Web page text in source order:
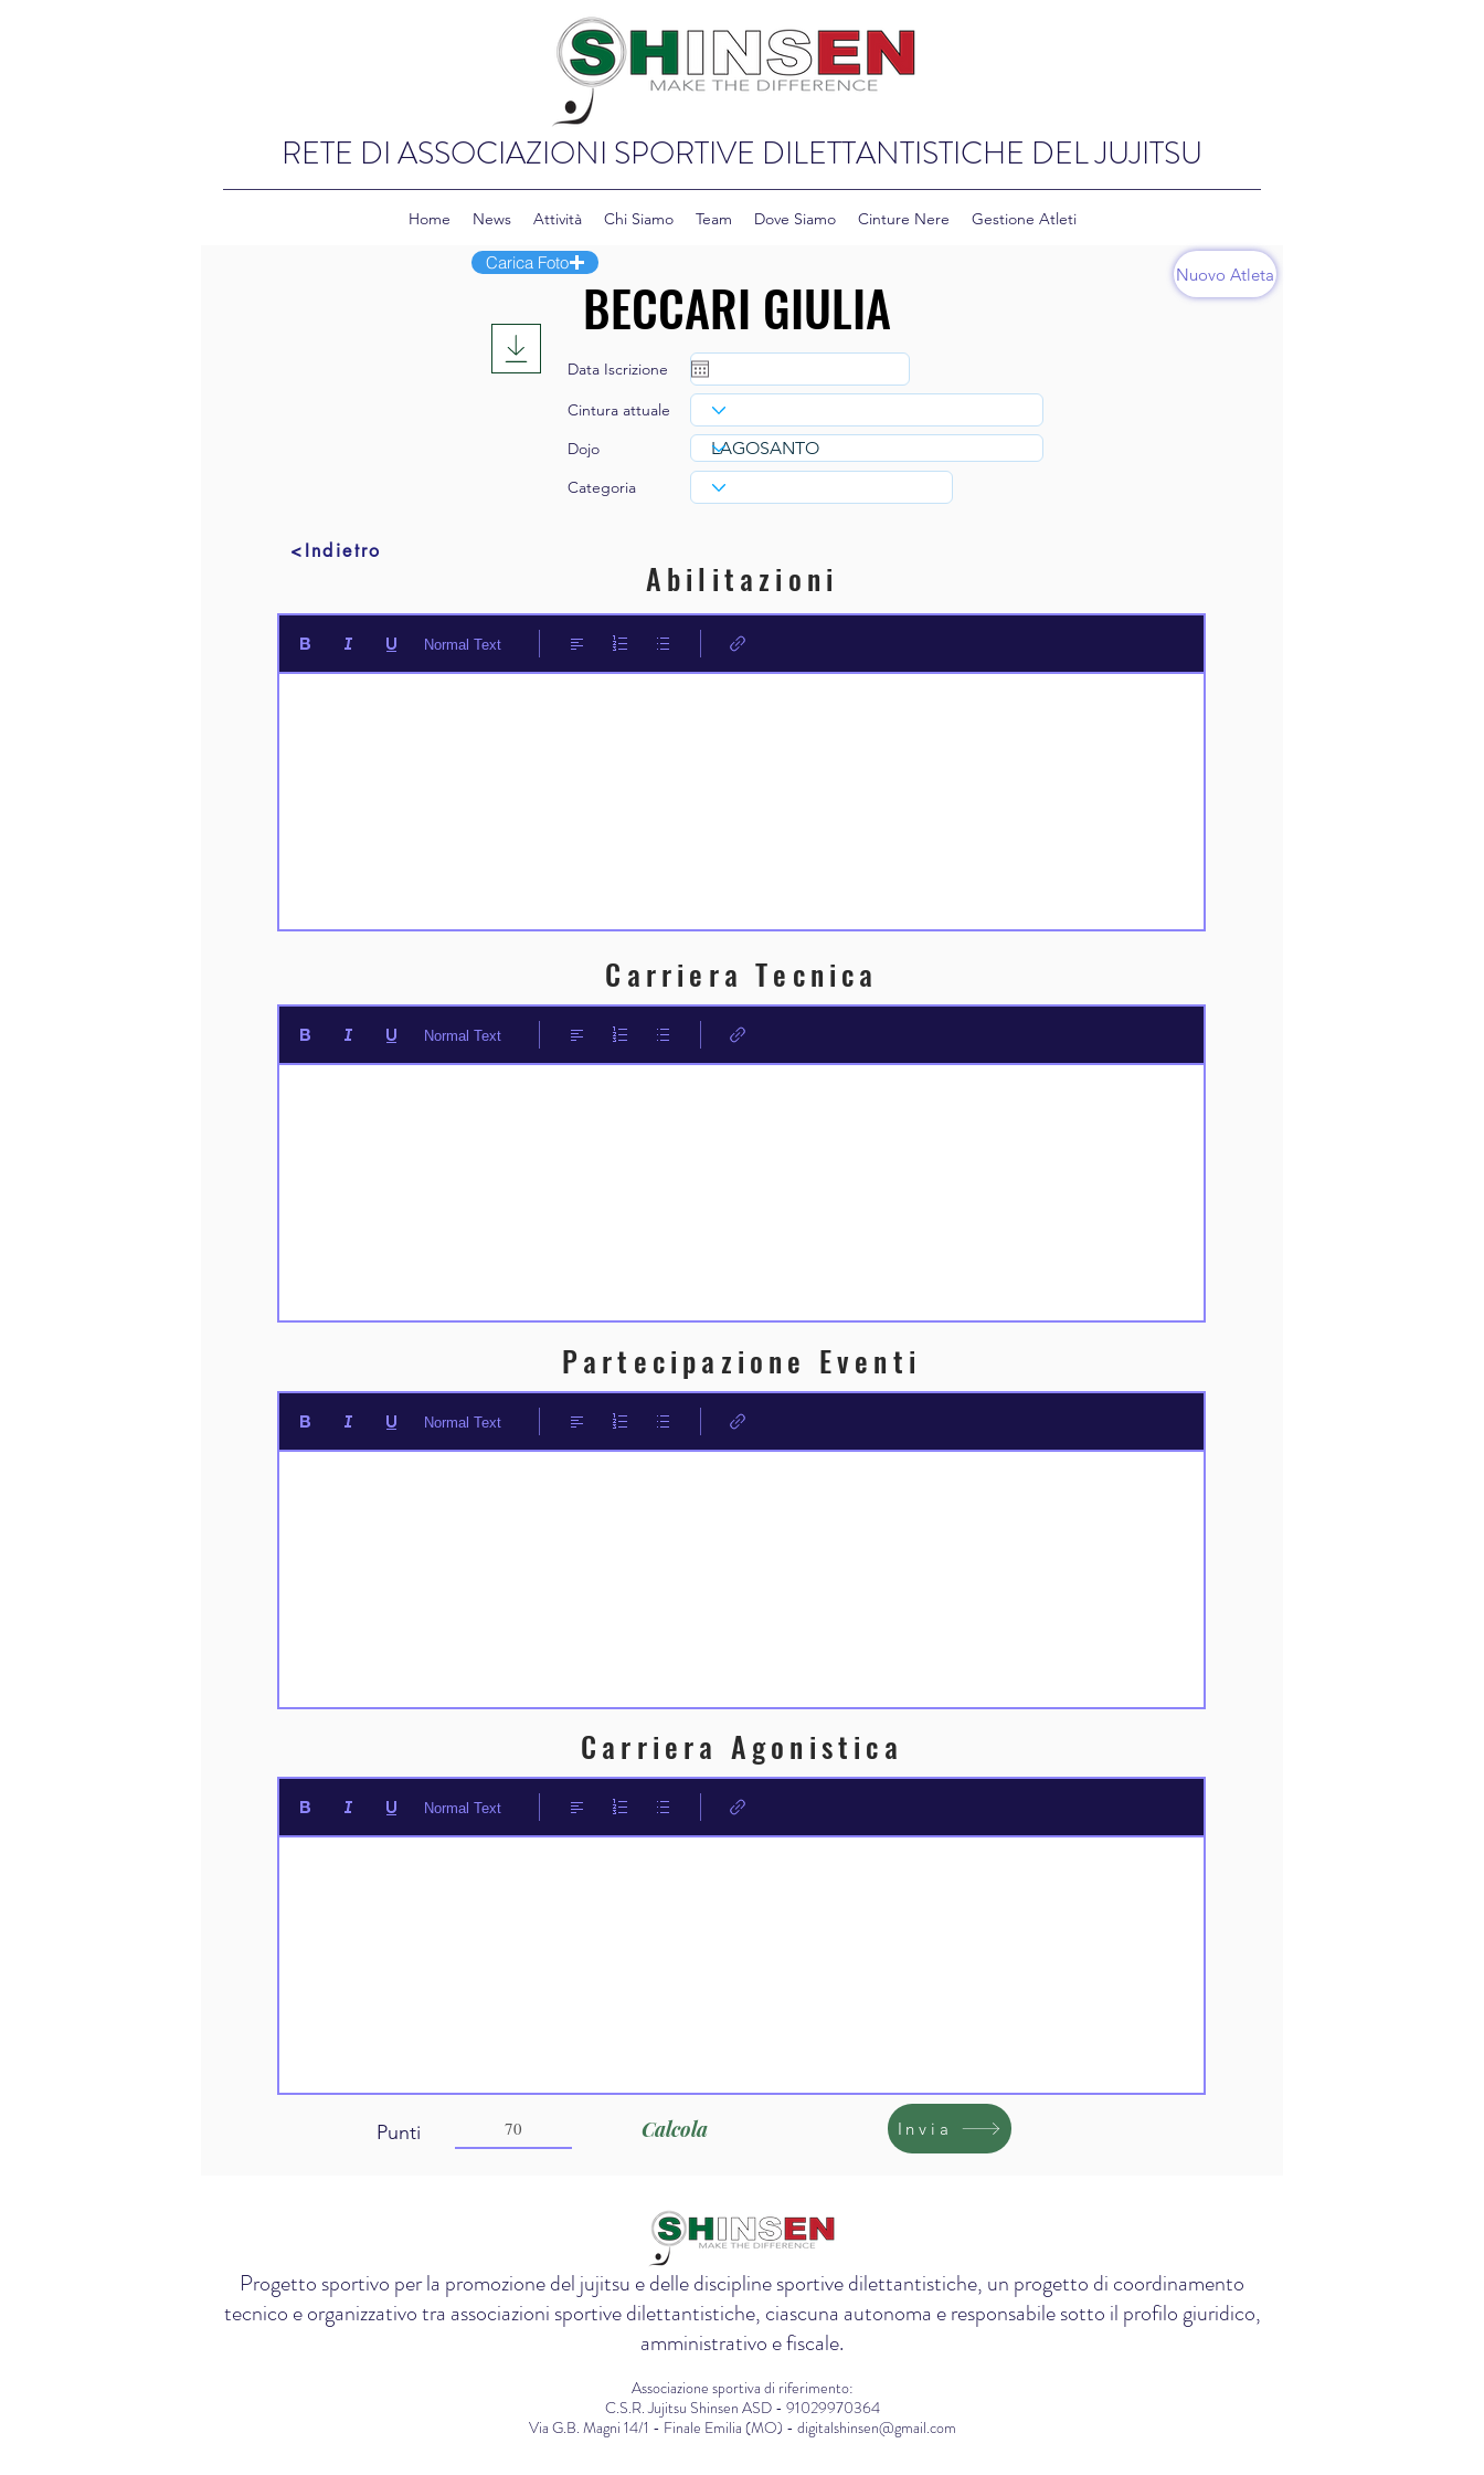
RETE DI ASSOCIAZIONI SPORTIVE DILETTANTISTICHE DEL JUJITSU
Home News Attività Chi Siamo Team Dove Siamo Cinture Nere Gestione Atleti
Carica Foto
Nuovo Atleta
Data Iscrizione
Cintura attuale
Dojo
Categoria
<Indietro
Abilitazioni
Normal Text
Carriera Tecnica
Normal Text
Partecipazione Eventi
Normal Text
Carriera Agonistica
Normal Text
Punti Calcola Invia
Progetto sportivo per la promozione del jujitsu e delle discipline sportive dilettantistiche, un progetto di coordinamento
tecnico e organizzativo tra associazioni sportive dilettantistiche, ciascuna autonoma e responsabile sotto il profilo giuridico,
amministrativo e fiscale.
Associazione sportiva di riferimento:
C.S.R. Jujitsu Shinsen ASD - 91029970364
Via G.B. Magni 14/1 - Finale Emilia (MO) - digitalshinsen@gmail.com